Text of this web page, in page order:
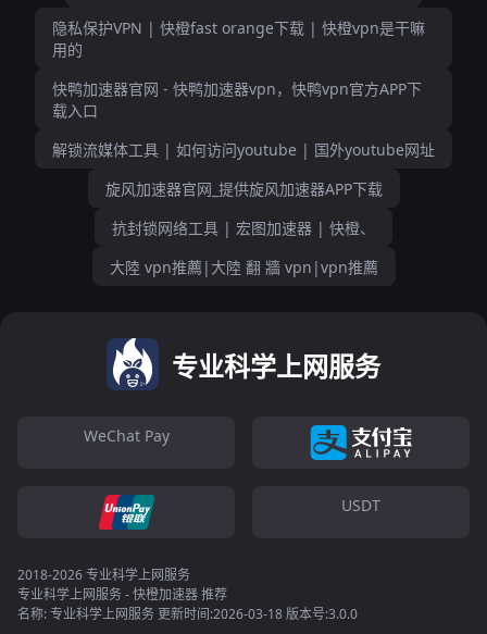
隐私保护VPN | 快橙fast orange下载 | 快橙vpn是干嘛
用的
快鸭加速器官网 - 快鸭加速器vpn，快鸭vpn官方APP下
载入口
解锁流媒体工具 | 如何访问youtube | 国外youtube网址
旋风加速器官网_提供旋风加速器APP下载
抗封锁网络工具 | 宏图加速器 | 快橙、
大陸 vpn推薦|大陸 翻 牆 vpn|vpn推薦
专业科学上网服务
WeChat Pay
USDT
2018-2026 专业科学上网服务
专业科学上网服务 - 快橙加速器 推荐
名称: 专业科学上网服务 更新时间:2026-03-18 版本号:3.0.0